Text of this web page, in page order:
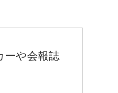
ーや会報誌